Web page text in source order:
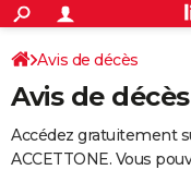
ACTUALITÉS
Politique
Société
Faits Divers
Education
Monde
Villes
+
SPORT
Coupe du monde 2026
Football
Tennis
Cyclisme
Rugby
Forum
Programme TV
TNT
Streaming
Cinéma
Sorties cinéma
Musique
+
FINANCE
Avis de décès
Avis de
Accédez gratuitement
ACCETTONE. Vous